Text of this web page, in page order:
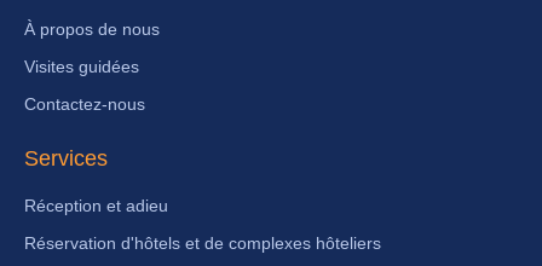
À propos de nous
Visites guidées
Contactez-nous
Services
Réception et adieu
Réservation d'hôtels et de complexes hôteliers